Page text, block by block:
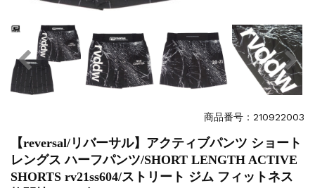
商品番号：210922003
【reversal/リバーサル】アクティブパンツ ショート
レングス ハーフパンツ/SHORT LENGTH ACTIVE
SHORTS rv21ss604/ストリート ジム フィットネス